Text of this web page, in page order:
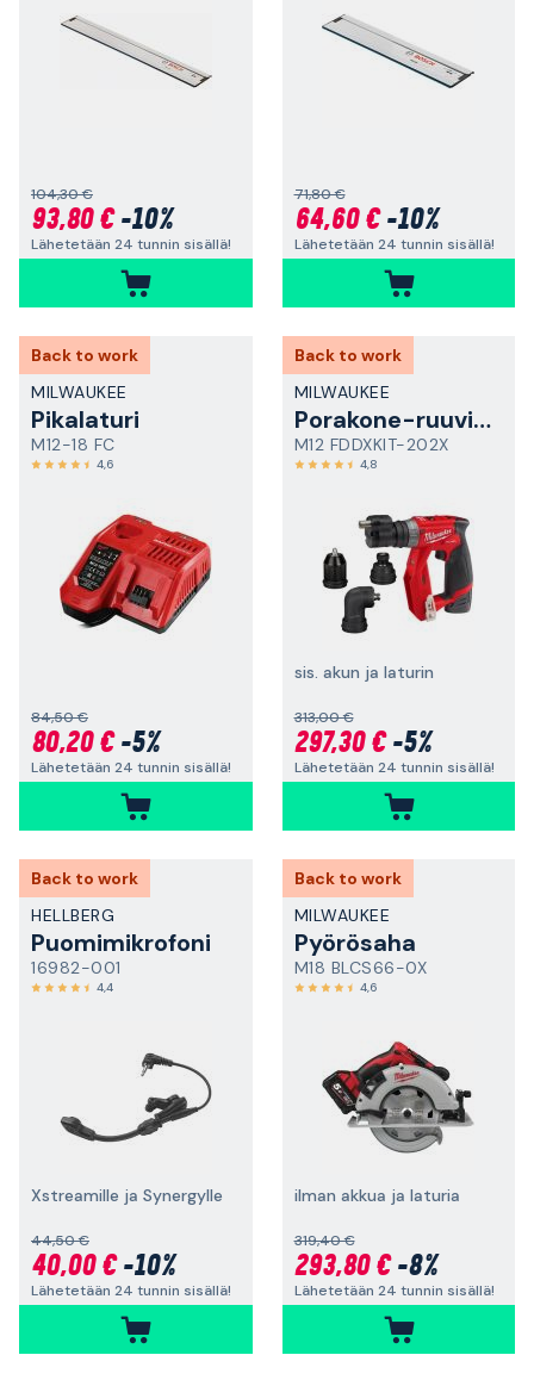
104,30 €
93,80 €-10%
Lähetetään 24 tunnin sisällä!
71,80 €
64,60 €-10%
Lähetetään 24 tunnin sisällä!
Back to work
MILWAUKEE
Pikalaturi
M12-18 FC
4,6
84,50 €
80,20 €-5%
Lähetetään 24 tunnin sisällä!
Back to work
MILWAUKEE
Porakone-ruuvinväännin
M12 FDDXKIT-202X
4,8
sis. akun ja laturin
313,00 €
297,30 €-5%
Lähetetään 24 tunnin sisällä!
Back to work
HELLBERG
Puomimikrofoni
16982-001
4,4
Xstreamille ja Synergylle
44,50 €
40,00 €-10%
Lähetetään 24 tunnin sisällä!
Back to work
MILWAUKEE
Pyörösaha
M18 BLCS66-0X
4,6
ilman akkua ja laturia
319,40 €
293,80 €-8%
Lähetetään 24 tunnin sisällä!